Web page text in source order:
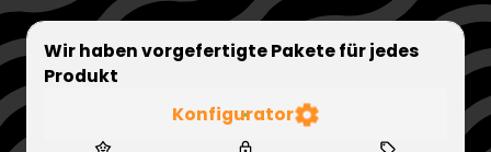
Wir haben vorgefertigte Pakete für jedes
Produkt
Konfigurator